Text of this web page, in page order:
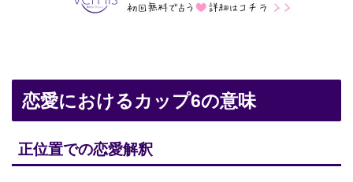
恋愛におけるカップ6の意味
正位置での恋愛解釈